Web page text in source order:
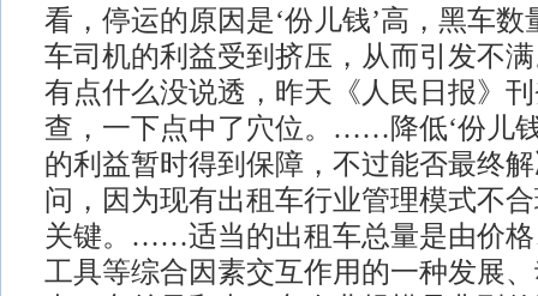
看，停运的原因是‘份儿钱’高，黑车
车司机的利益受到挤压，从而引发不
有点什么没说透，昨天《人民日报》
查，一下点中了穴位。……降低‘份儿
的利益暂时得到保障，不过能否最终
问，因为现有出租车行业管理模式不
关键。……适当的出租车总量是由价格
工具等综合因素交互作用的一种发展